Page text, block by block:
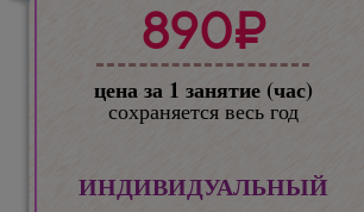
890₽
цена за 1 занятие (час)
сохраняется весь год
ИНДИВИДУАЛЬНЫЙ